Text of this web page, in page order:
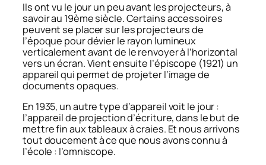
Ils ont vu le jour un peu avant les projecteurs, à
savoir au 19ème siècle. Certains accessoires
peuvent se placer sur les projecteurs de
l’époque pour dévier le rayon lumineux
verticalement avant de le renvoyer à l’horizontal
vers un écran. Vient ensuite l’épiscope (1921) un
appareil qui permet de projeter l’image de
documents opaques.
En 1935, un autre type d’appareil voit le jour :
l’appareil de projection d’écriture, dans le but de
mettre fin aux tableaux à craies. Et nous arrivons
tout doucement à ce que nous avons connu à
l’école : l’omniscope.